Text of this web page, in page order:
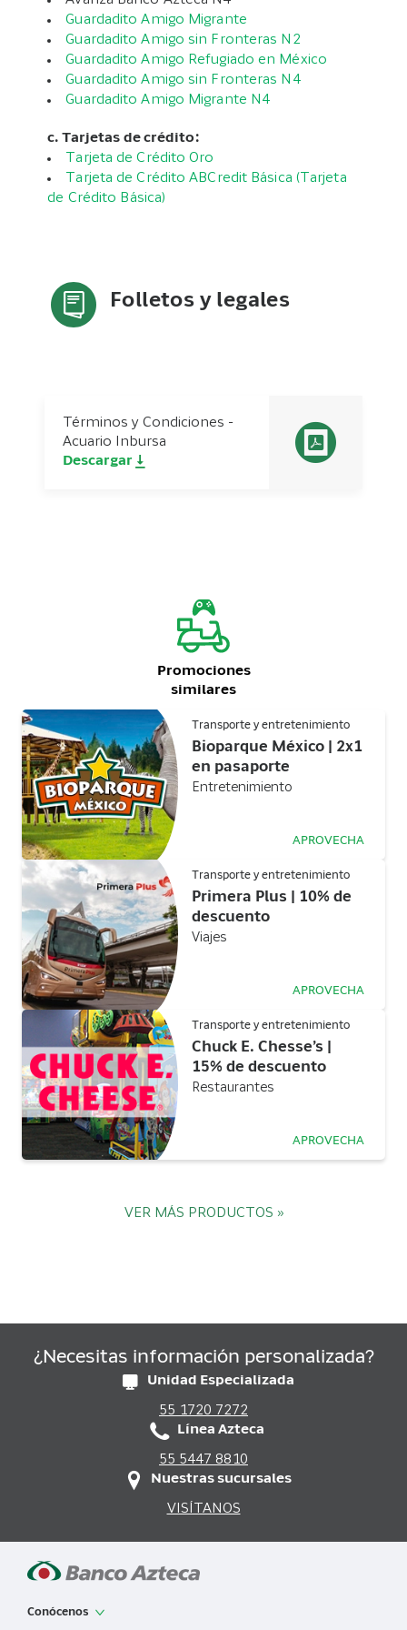
Guardadito Amigo Migrante
Guardadito Amigo sin Fronteras N2
Guardadito Amigo Refugiado en México
Guardadito Amigo sin Fronteras N4
Guardadito Amigo Migrante N4
c. Tarjetas de crédito:
Tarjeta de Crédito Oro
Tarjeta de Crédito ABCredit Básica (Tarjeta
de Crédito Básica)
Folletos y legales
Términos y Condiciones -
Acuario Inbursa
Descargar
Promociones
similares
Transporte y entretenimiento
Bioparque México | 2x1
en pasaporte
Entretenimiento
APROVECHA
Transporte y entretenimiento
Primera Plus | 10% de
descuento
Viajes
APROVECHA
Transporte y entretenimiento
Chuck E. Chesse’s |
15% de descuento
Restaurantes
APROVECHA
VER MÁS PRODUCTOS »
¿Necesitas información personalizada?
Unidad Especializada
55 1720 7272
Línea Azteca
55 5447 8810
Nuestras sucursales
VISÍTANOS
Conócenos